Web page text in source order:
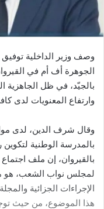
وصف وزير الداخلية
الجوهرة أف أم في
بالجيّد، في ظل الجاهزية
وارتفاع المعنويات لدى
بالمدرسة الوطنية
بالقيروان، إن ملف
لمجلس نواب الشعب، هو
الإجراءات الجزائية
هذا الموضوع، من حيث